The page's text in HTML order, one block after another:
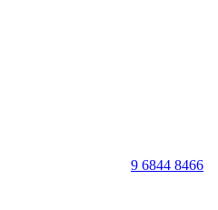
9 6844 8466